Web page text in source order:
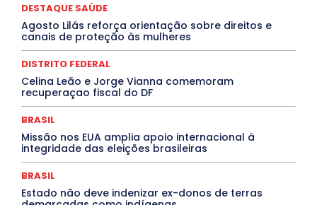
DESTAQUES OUTROS
ELEIÇÕES
EMPREGO E OPORTUNIDADES
ENTORNO
Especial
Espírito Santo
EVENTOS
EXPOSIÇÃO Featured
Febre Amarela
INTELIGÊNCIA ARTIFICIAL
INTERNACIONAL
Jogos Online
JUDICIÁRIO
MEIO AMBIENTE
Paraíba
Paraná Pernambuco Piauí
PROCESSO SELETIVO
QUALIFICAÇÃO PROFISSIONAL
RESIDÊNCIA
Santa Catarina
São Paulo SARAMPO
DESTAQUE SAÚDE
Agosto Lilás reforça orientação sobre direitos e
canais de proteção às mulheres
DISTRITO FEDERAL
Celina Leão e Jorge Vianna comemoram
recuperaçao fiscal do DF
BRASIL
Missão nos EUA amplia apoio internacional à
integridade das eleições brasileiras
BRASIL
Estado não deve indenizar ex-donos de terras